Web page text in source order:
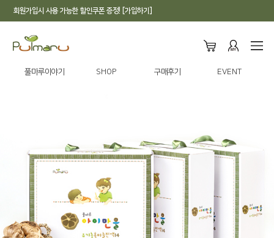
회원가입시 사용 가능한 할인쿠폰 증정! [가입하기]
풀마루이야기 SHOP 구매후기 EVENT